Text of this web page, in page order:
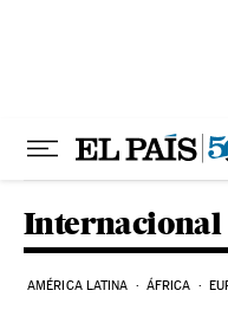
Internacional
AMÉRICA LATINA ÁFRICA